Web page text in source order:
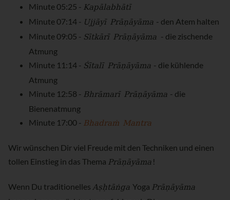
Minute 05:25 - Kapālabhātī
Minute 07:14 - Ujjāyī Prāṇāyāma - den Atem halten
Minute 09:05 - Sītkārī Prāṇāyāma - die zischende
Atmung
Minute 11:14 - Śītalī Prāṇāyāma - die kühlende
Atmung
Minute 12:58 - Bhrāmarī Prāṇāyāma - die
Bienenatmung
Minute 17:00 - Bhadraṁ Mantra
Wir wünschen Dir viel Freude mit den Techniken und einen
tollen Einstieg in das Thema Prāṇāyāma !
Wenn Du traditionelles Aṣḥtāṅga Yoga Prāṇāyāma